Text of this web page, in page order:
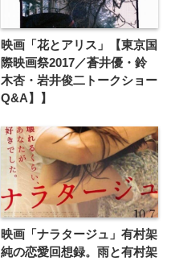
映画「花とアリス」【東京国
際映画祭2017／蒼井優・鈴
木杏・岩井俊二トークショー
Q&A】】
映画「ナラタージュ」有村架
純の恋愛回想録。雨と有村架